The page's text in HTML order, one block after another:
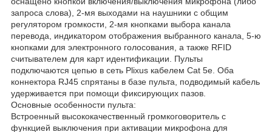
запроса слова), 2-мя выходами на наушники с общим
регулятором громкости, 2-мя кнопками выбора канала
перевода, индикатором отображения выбранного канала, 5-ю
кнопками для электронного голосования, а также RFID
считывателем для карт идентификации. Пульты
подключаются цепью в сеть Plixus кабелем Cat 5e. Оба
коннектора RJ45 спрятаны в базе пульта, подводимый кабель
удерживается при помощи фиксирующих пазов.
Основные особенности пульта:
Встроенный высококачественный громкоговоритель с
функцией выключения при активации микрофона для